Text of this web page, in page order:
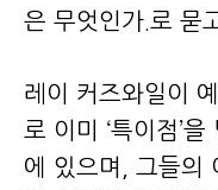
은 무엇인가.로 묻
레이 커즈와일이
로 이미 ‘특이점’
에 있으며, 그들의